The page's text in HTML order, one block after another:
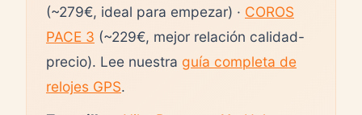
(~279€, ideal para empezar) · COROS
PACE 3 (~229€, mejor relación calidad-
precio). Lee nuestra guía completa de
relojes GPS.